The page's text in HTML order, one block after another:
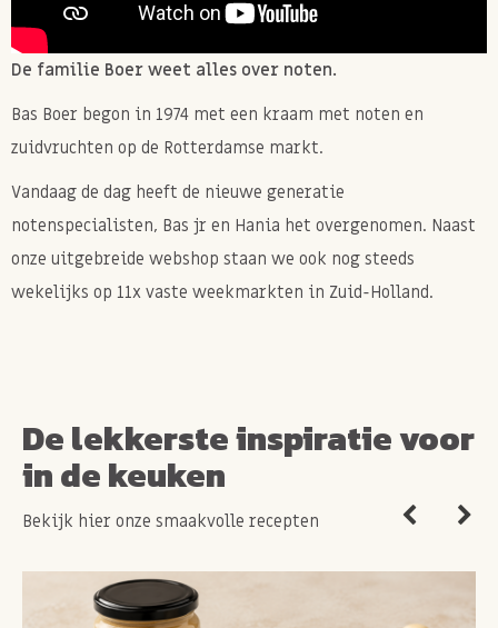
De familie Boer weet alles over noten.
Bas Boer begon in 1974 met een kraam met noten en
zuidvruchten op de Rotterdamse markt.
Vandaag de dag heeft de nieuwe generatie
notenspecialisten, Bas jr en Hania het overgenomen. Naast
onze uitgebreide webshop staan we ook nog steeds
wekelijks op 11x vaste weekmarkten in Zuid-Holland.
De lekkerste inspiratie voor
in de keuken
Bekijk hier onze smaakvolle recepten